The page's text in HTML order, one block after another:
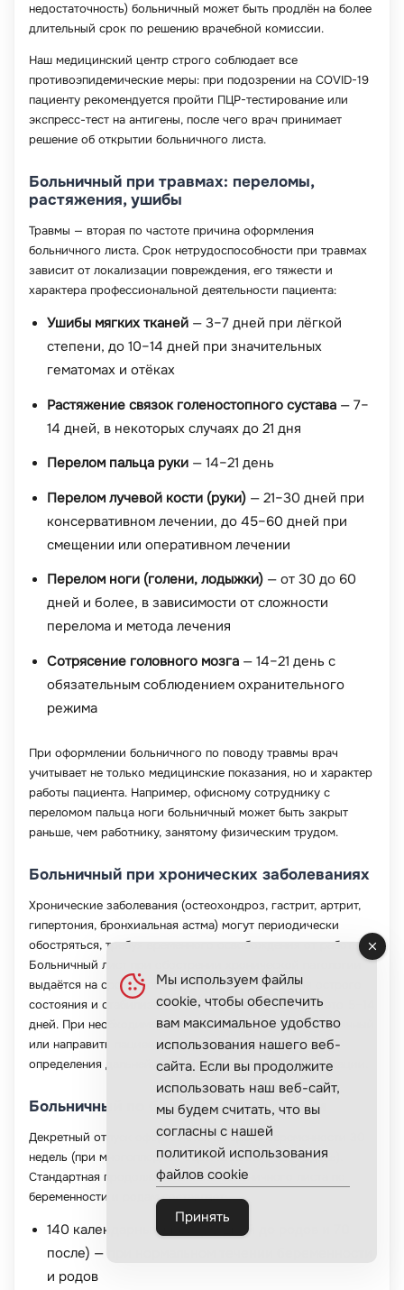
недостаточность) больничный может быть продлён на более
длительный срок по решению врачебной комиссии.
Наш медицинский центр строго соблюдает все
противоэпидемические меры: при подозрении на COVID-19
пациенту рекомендуется пройти ПЦР-тестирование или
экспресс-тест на антигены, после чего врач принимает
решение об открытии больничного листа.
Больничный при травмах: переломы,
растяжения, ушибы
Травмы — вторая по частоте причина оформления
больничного листа. Срок нетрудоспособности при травмах
зависит от локализации повреждения, его тяжести и
характера профессиональной деятельности пациента:
Ушибы мягких тканей — 3–7 дней при лёгкой
степени, до 10–14 дней при значительных
гематомах и отёках
Растяжение связок голеностопного сустава — 7–
14 дней, в некоторых случаях до 21 дня
Перелом пальца руки — 14–21 день
Перелом лучевой кости (руки) — 21–30 дней при
консервативном лечении, до 45–60 дней при
смещении или оперативном лечении
Перелом ноги (голени, лодыжки) — от 30 до 60
дней и более, в зависимости от сложности
перелома и метода лечения
Сотрясение головного мозга — 14–21 день с
обязательным соблюдением охранительного
режима
При оформлении больничного по поводу травмы врач
учитывает не только медицинские показания, но и характер
работы пациента. Например, офисному сотруднику с
переломом пальца ноги больничный может быть закрыт
раньше, чем работнику, занятому физическим трудом.
Больничный при хронических заболеваниях
Хронические заболевания (остеохондроз, гастрит, артрит,
гипертония, бронхиальная астма) могут периодически
обостряться, требуя временного освобождения от работы.
Больничный лист при обострении хронической патологии
выдаётся на срок, необходимый для купирования острого
состояния и стабилизации самочувствия — обычно это 5–14
дней. При необходимости врач может продлить больничный
или направить пациента на врачебную комиссию для
определения дальнейшей тактики лечения и реабилитации.
Больничный по беременности и родам
Декретный отпуск оформляется на сроке беременности 30
недель (при многоплодной беременности — 28 недель).
Стандартная продолжительность больничного листа по
беременности и родам составляет:
140 календарных дней (70 дней до родов и 70
после) — при нормальном течении беременности
и родов
Мы используем файлы
cookie, чтобы обеспечить
вам максимальное удобство
использования нашего веб-
сайта. Если вы продолжите
использовать наш веб-сайт,
мы будем считать, что вы
согласны с нашей
политикой использования
файлов cookie
Принять